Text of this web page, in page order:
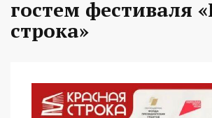
гостем фестиваля
строка»